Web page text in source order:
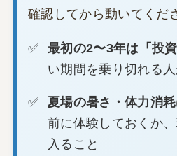
確認してから動いてくだ
最初の2〜3年は「投資
い期間を乗り切れる
夏場の暑さ・体力消
前に体験しておくか
入ること